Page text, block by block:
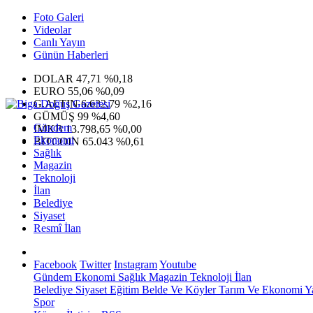
Foto Galeri
Videolar
Canlı Yayın
Günün Haberleri
DOLAR 47,71 %0,18
EURO 55,06 %0,09
G.ALTIN6.632,79 %2,16
GÜMÜŞ 99 %4,60
IMKB13.798,65 %0,00
BITCOIN 65.043 %0,61
Gündem
Ekonomi
Sağlık
Magazin
Teknoloji
İlan
Belediye
Siyaset
Resmî İlan
Facebook Twitter InstagramYoutube
Gündem Ekonomi Sağlık Magazin Teknoloji İlan
Belediye Siyaset Eğitim Belde Ve KöylerTarım Ve Ekonomi
Spor